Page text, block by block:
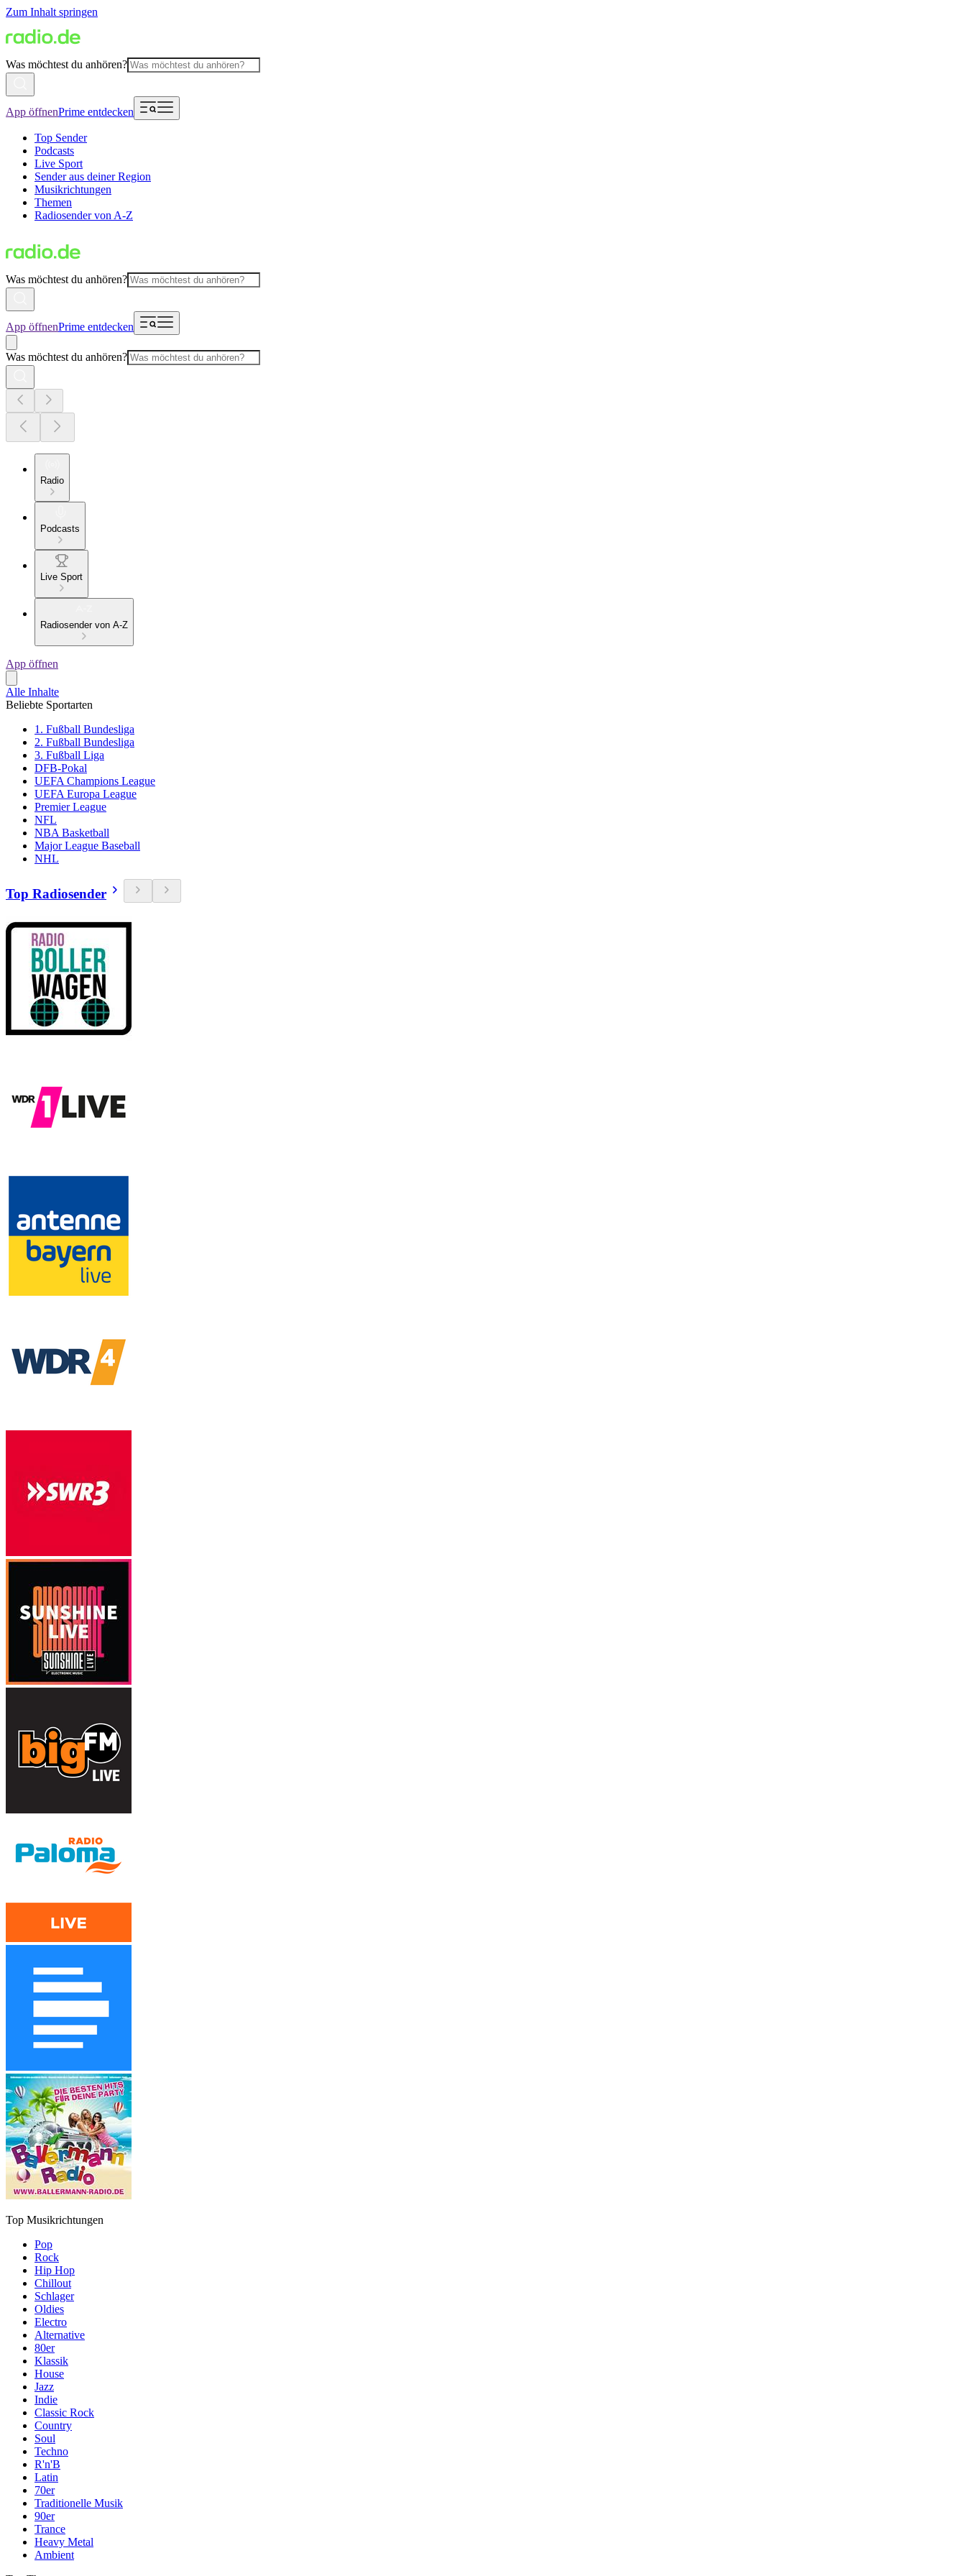
Zum Inhalt springen
Was möchtest du anhören?
App öffnenPrime entdecken
Top Sender
Podcasts
Live Sport
Sender aus deiner Region
Musikrichtungen
Themen
Radiosender von A-Z
Was möchtest du anhören?
App öffnenPrime entdecken
Was möchtest du anhören?
Radio
Podcasts
Live Sport
Radiosender von A-Z
App öffnen
Alle Inhalte
Beliebte Sportarten
1. Fußball Bundesliga
2. Fußball Bundesliga
3. Fußball Liga
DFB-Pokal
UEFA Champions League
UEFA Europa League
Premier League
NFL
NBA Basketball
Major League Baseball
NHL
Top Radiosender
Top Musikrichtungen
Pop
Rock
Hip Hop
Chillout
Schlager
Oldies
Electro
Alternative
80er
Klassik
House
Jazz
Indie
Classic Rock
Country
Soul
Techno
R'n'B
Latin
70er
Traditionelle Musik
90er
Trance
Heavy Metal
Ambient